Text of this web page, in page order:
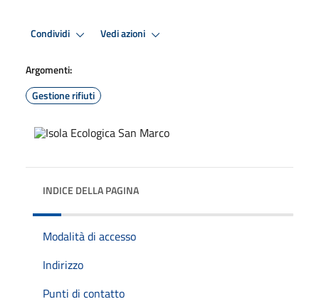
Condividi Vedi azioni
Argomenti:
Gestione rifiuti
INDICE DELLA PAGINA
Modalità di accesso
Indirizzo
Punti di contatto